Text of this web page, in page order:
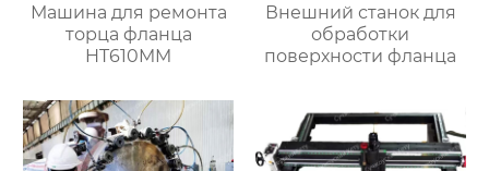
Машина для ремонта
торца фланца
HT610MM
Внешний станок для
обработки
поверхности фланца